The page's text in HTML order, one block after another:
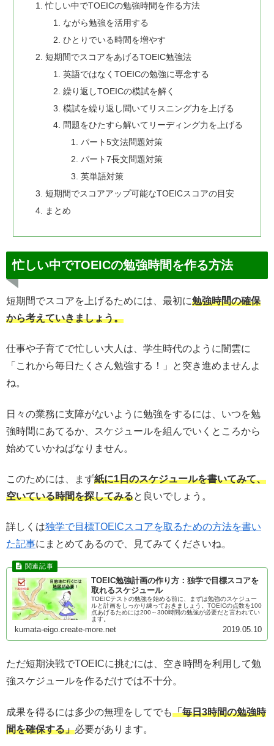
忙しい中でTOEICの勉強時間を作る方法
ながら勉強を活用する
ひとりでいる時間を増やす
短期間でスコアをあげるTOEIC勉強法
英語ではなくTOEICの勉強に専念する
繰り返しTOEICの模試を解く
模試を繰り返し聞いてリスニング力を上げる
問題をひたすら解いてリーディング力を上げる
パート5文法問題対策
パート7長文問題対策
英単語対策
短期間でスコアアップ可能なTOEICスコアの目安
まとめ
忙しい中でTOEICの勉強時間を作る方法
短期間でスコアを上げるためには、最初に勉強時間の確保
から考えていきましょう。
仕事や子育てで忙しい大人は、学生時代のように闇雲に
「これから毎日たくさん勉強する！」と突き進めませんよ
ね。
日々の業務に支障がないように勉強をするには、いつを勉
強時間にあてるか、スケジュールを組んでいくところから
始めていかねばなりません。
このためには、まず紙に1日のスケジュールを書いてみて、
空いている時間を探してみると良いでしょう。
詳しくは独学で目標TOEICスコアを取るための方法を書い
た記事にまとめてあるので、見てみてくださいね。
TOEIC勉強計画の作り方：独学で目標スコアを
取れるスケジュール
TOEICテストの勉強を始める前に、まずは勉強のスケジュー
ルと計画をしっかり練っておきましょう。TOEICの点数を100
点あげるためには200～300時間の勉強が必要だと言われてい
ます。
kumata-eigo.create-more.net 2019.05.10
ただ短期決戦でTOEICに挑むには、空き時間を利用して勉
強スケジュールを作るだけでは不十分。
成果を得るには多少の無理をしてでも「毎日3時間の勉強時
間を確保する」必要があります。